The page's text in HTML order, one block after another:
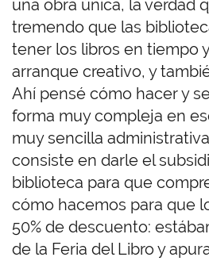
una obra única, la verdad
tremendo que las
tener los libros en tiempo
arranque creativo, y
Ahí pensé cómo hacer y
forma muy compleja en
muy sencilla
consiste en darle el
biblioteca para que
cómo hacemos para que
50% de descuento:
de la Feria del Libro y